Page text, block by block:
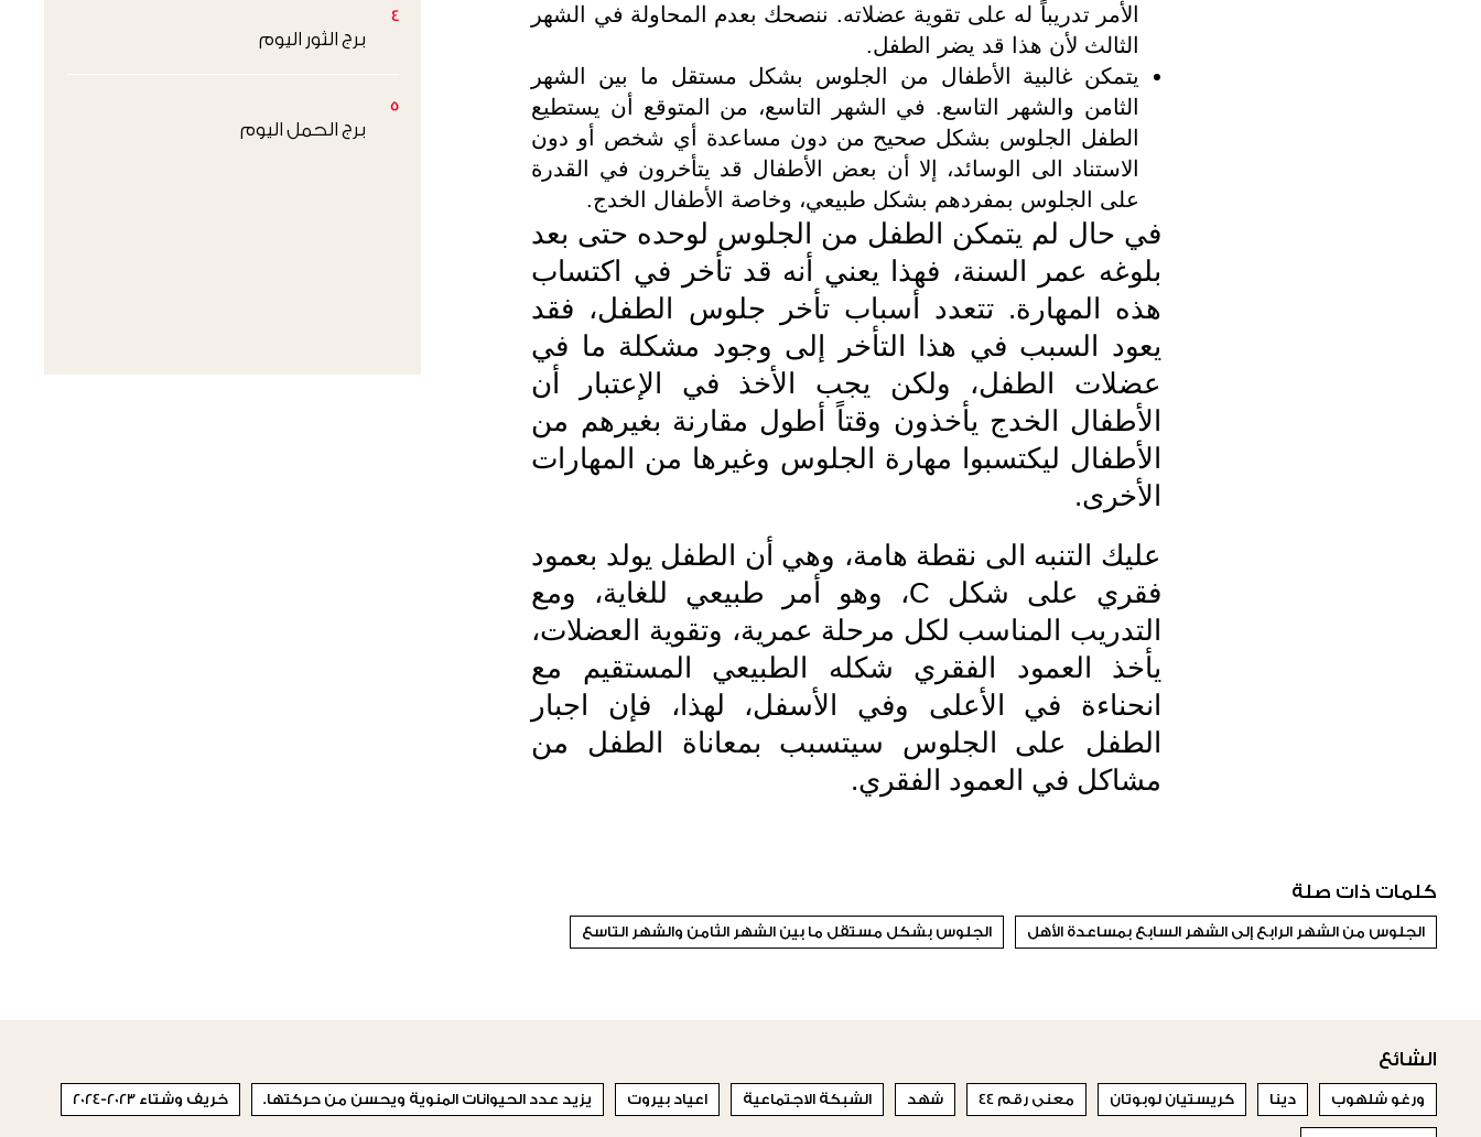
الأمر تدريباً له على تقوية عضلاته. ننصحك بعدم المحاولة في الشهر
الثالث لأن هذا قد يضر الطفل.
يتمكن غالبية الأطفال من الجلوس بشكل مستقل ما بين الشهر
الثامن والشهر التاسع. في الشهر التاسع، من المتوقع أن يستطيع
الطفل الجلوس بشكل صحيح من دون مساعدة أي شخص أو دون
الاستناد الى الوسائد، إلا أن بعض الأطفال قد يتأخرون في القدرة
على الجلوس بمفردهم بشكل طبيعي، وخاصة الأطفال الخدج.
في حال لم يتمكن الطفل من الجلوس لوحده حتى بعد
بلوغه عمر السنة، فهذا يعني أنه قد تأخر في اكتساب
هذه المهارة. تتعدد أسباب تأخر جلوس الطفل، فقد
يعود السبب في هذا التأخر إلى وجود مشكلة ما في
عضلات الطفل، ولكن يجب الأخذ في الإعتبار أن
الأطفال الخدج يأخذون وقتاً أطول مقارنة بغيرهم من
الأطفال ليكتسبوا مهارة الجلوس وغيرها من المهارات
الأخرى.
عليك التنبه الى نقطة هامة، وهي أن الطفل يولد بعمود
فقري على شكل C، وهو أمر طبيعي للغاية، ومع
التدريب المناسب لكل مرحلة عمرية، وتقوية العضلات،
يأخذ العمود الفقري شكله الطبيعي المستقيم مع
انحناءة في الأعلى وفي الأسفل، لهذا، فإن اجبار
الطفل على الجلوس سيتسبب بمعاناة الطفل من
مشاكل في العمود الفقري.
4
برج الثور اليوم
5
برج الحمل اليوم
كلمات ذات صلة
الجلوس من الشهر الرابع إلى الشهر السابع بمساعدة الأهل الجلوس بشكل مستقل ما بين الشهر الثامن والشهر التاسع
الشائع
ورغو شلهوب دينا كريستيان لوبوتان معنى رقم 44 شهد الشبكة الاجتماعية اعياد بيروت يزيد عدد الحيوانات المنوية ويحسن من حركتها. خريف وشتاء 2023-2024